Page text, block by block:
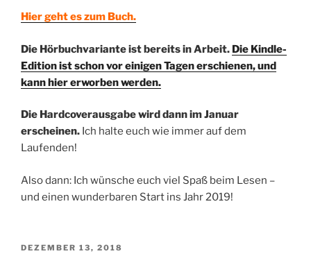
Hier geht es zum Buch.
Die Hörbuchvariante ist bereits in Arbeit. Die Kindle-
Edition ist schon vor einigen Tagen erschienen, und
kann hier erworben werden.
Die Hardcoverausgabe wird dann im Januar
erscheinen. Ich halte euch wie immer auf dem
Laufenden!
Also dann: Ich wünsche euch viel Spaß beim Lesen –
und einen wunderbaren Start ins Jahr 2019!
VERÖFFENTLICHT
DEZEMBER 13, 2018